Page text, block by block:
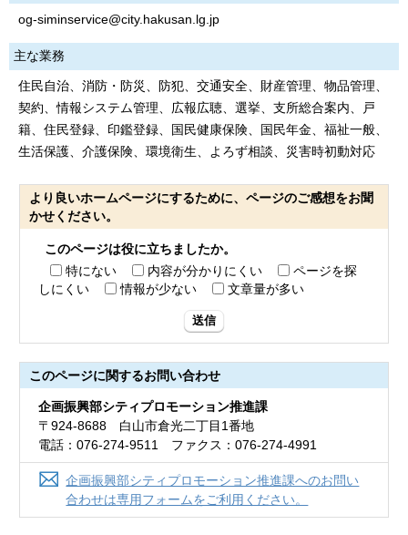
og-siminservice@city.hakusan.lg.jp
主な業務
住民自治、消防・防災、防犯、交通安全、財産管理、物品管理、
契約、情報システム管理、広報広聴、選挙、支所総合案内、戸
籍、住民登録、印鑑登録、国民健康保険、国民年金、福祉一般、
生活保護、介護保険、環境衛生、よろず相談、災害時初動対応
より良いホームページにするために、ページのご感想をお聞
かせください。
このページは役に立ちましたか。
特にない
内容が分かりにくい
ページを探
しにくい
情報が少ない 文章量が多い
送信
このページに関するお問い合わせ
企画振興部シティプロモーション推進課
〒924-8688 白山市倉光二丁目1番地
電話：076-274-9511 ファクス：076-274-4991
企画振興部シティプロモーション推進課へのお問い
合わせは専用フォームをご利用ください。